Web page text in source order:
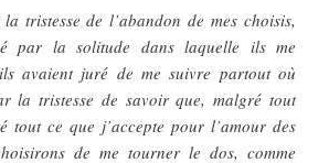
tristesse de l’abandon de mes choisis,
par la solitude dans laquelle ils me
avaient juré de me suivre partout où
la tristesse de savoir que, malgré tout
tout ce que j’accepte pour l’amour des
de me tourner le dos, comme